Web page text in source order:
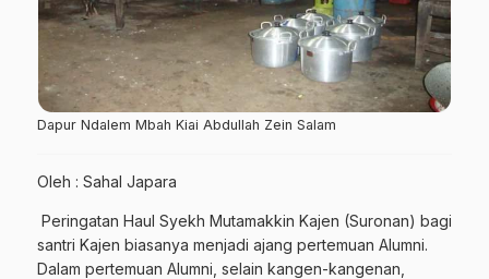
Dapur Ndalem Mbah Kiai Abdullah Zein Salam
Oleh : Sahal Japara
Peringatan Haul Syekh Mutamakkin Kajen (Suronan) bagi
santri Kajen biasanya menjadi ajang pertemuan Alumni.
Dalam pertemuan Alumni, selain kangen-kangenan,